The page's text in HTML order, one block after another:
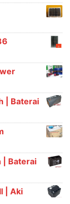
| Baterai
| Baterai
| Aki